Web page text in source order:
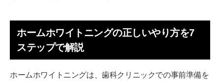
ホームホワイトニングの正しいやり方を7
ステップで解説
ホームホワイトニングは、歯科クリニックでの事前準備を